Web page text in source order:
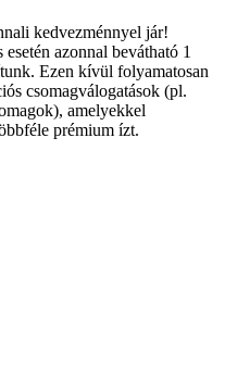
kedvezménnyel jár!
azonnal bevátható 1
Ezen kívül folyamatosan
csomagválogatások (pl.
amelyekkel
prémium ízt.